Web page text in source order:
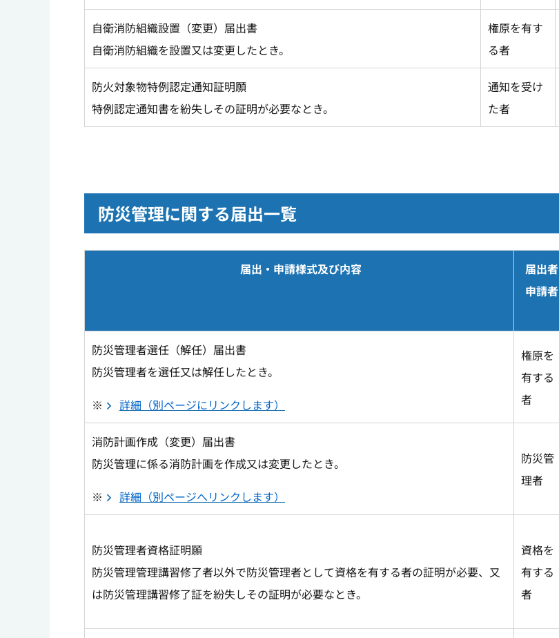
自衛消防組織設置（変更）届出書
自衛消防組織を設置又は変更したとき。
権原を有す
る者
防火対象物特例認定通知証明願
特例認定通知書を紛失しその証明が必要なとき。
通知を受け
た者
防災管理に関する届出一覧
届出・申請様式及び内容
届出者
申請者
防災管理者選任（解任）届出書
防災管理者を選任又は解任したとき。
※
詳細（別ページにリンクします）
権原を
有する
者
消防計画作成（変更）届出書
防災管理に係る消防計画を作成又は変更したとき。
※
詳細（別ページへリンクします）
防災管
理者
防災管理者資格証明願
防災管理管理講習修了者以外で防災管理者として資格を有する者の証明が必要、又
は防災管理講習修了証を紛失しその証明が必要なとき。
資格を
有する
者